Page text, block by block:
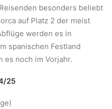
besonders beliebt
auf Platz 2 der meist
werden es in
spanischen Festland
es noch im Vorjahr.
25